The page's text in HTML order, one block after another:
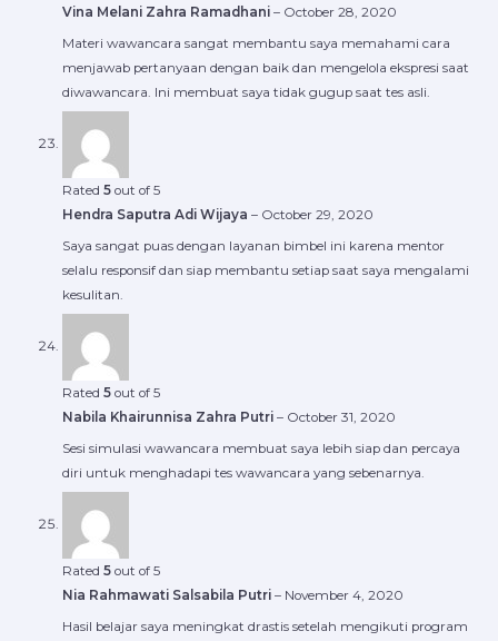
Vina Melani Zahra Ramadhani – October 28, 2020
Materi wawancara sangat membantu saya memahami cara
menjawab pertanyaan dengan baik dan mengelola ekspresi saat
diwawancara. Ini membuat saya tidak gugup saat tes asli.
Rated 5out of 5
Hendra Saputra Adi Wijaya – October 29, 2020
Saya sangat puas dengan layanan bimbel ini karena mentor
selalu responsif dan siap membantu setiap saat saya mengalami
kesulitan.
Rated 5out of 5
Nabila Khairunnisa Zahra Putri – October 31, 2020
Sesi simulasi wawancara membuat saya lebih siap dan percaya
diri untuk menghadapi tes wawancara yang sebenarnya.
Rated 5out of 5
Nia Rahmawati Salsabila Putri – November 4, 2020
Hasil belajar saya meningkat drastis setelah mengikuti program